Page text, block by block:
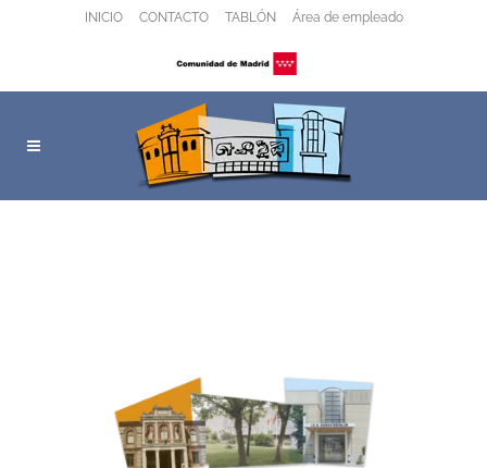
INICIO CONTACTO TABLÓN Área de empleado